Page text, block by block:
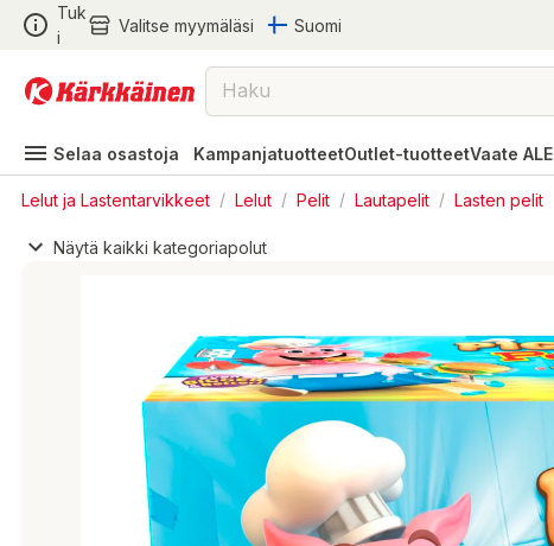
Tuk
i
Valitse myymäläsi Suomi
Selaa osastoja KampanjatuotteetOutlet-tuotteetVaate ALE
Lelut ja Lastentarvikkeet / Lelut / Pelit / Lautapelit / Lasten pelit
Näytä kaikki kategoriapolut